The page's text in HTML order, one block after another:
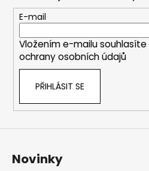
E-mail
Vložením e-mailu souhlasíte
ochrany osobních údajů
PŘIHLÁSIT SE
Novinky